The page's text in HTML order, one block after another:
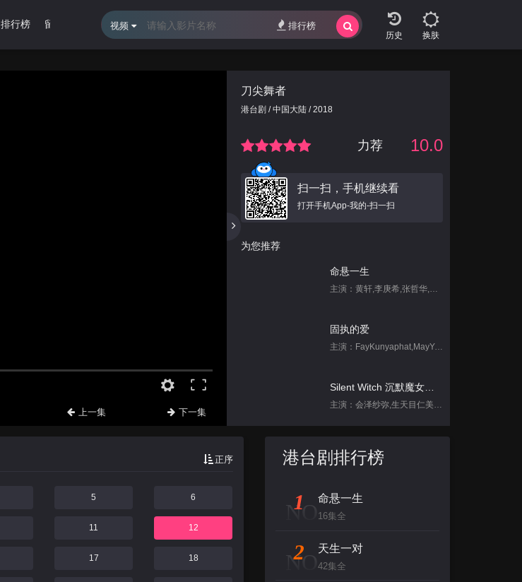
排行榜 留言报错
换肤
视频 排行榜
上一集 下一集
刀尖舞者
港台剧 / 中国大陆 / 2018
力荐 10.0
扫一扫，手机继续看
打开手机App-我的-扫一扫
为您推荐
命悬一生
主演：黄轩,李庚希,张哲华,白宇帆,尹昉,姜珮瑶
固执的爱
主演：FayKunyaphat,MayYada
主演：会泽纱弥,生天目仁美,诹访部顺一,坂田将吾,中岛良
主演：不齐男团
背后
创：战纪
正序
5 6
11 12
17 18
港台剧排行榜
NO
1 命悬一生
16集全
NO
2 天生一对
42集全